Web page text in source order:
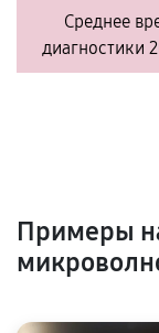
Среднее
диагностики
Примеры